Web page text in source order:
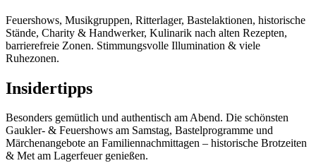
Feuershows, Musikgruppen, Ritterlager, Bastelaktionen, historische
Stände, Charity & Handwerker, Kulinarik nach alten Rezepten,
barrierefreie Zonen. Stimmungsvolle Illumination & viele
Ruhezonen.
Insidertipps
Besonders gemütlich und authentisch am Abend. Die schönsten
Gaukler- & Feuershows am Samstag, Bastelprogramme und
Märchenangebote an Familiennachmittagen – historische Brotzeiten
& Met am Lagerfeuer genießen.